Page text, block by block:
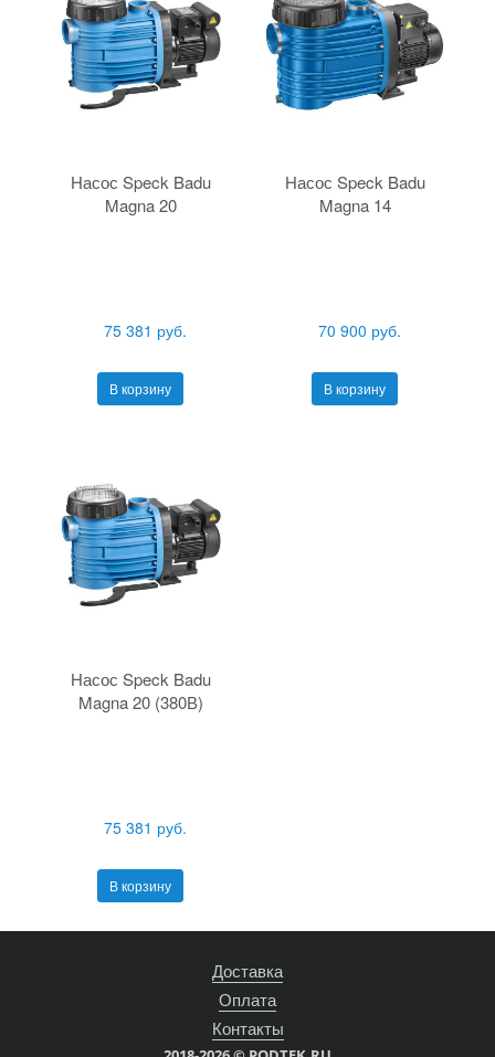
Насос Speck Badu
Magna 20
75 381 руб.
В корзину
Насос Speck Badu
Magna 14
70 900 руб.
В корзину
Насос Speck Badu
Magna 20 (380В)
75 381 руб.
В корзину
Доставка
Оплата
Контакты